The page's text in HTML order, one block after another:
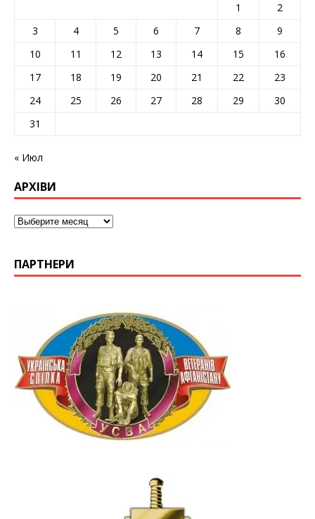
1
2
3
4 5 6 7 8
9
10
11 12 13 14 15
16
17
18 19 20 21 22
23
24
25 26 27 28 29
30
31
« Июл
АРХІВИ
ПАРТНЕРИ